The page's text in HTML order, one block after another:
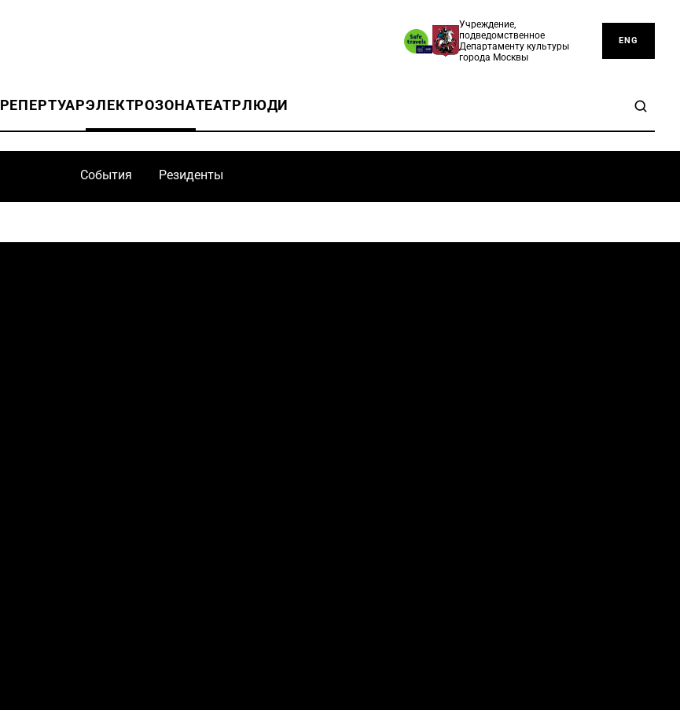
Учреждение,
подведомственное
Департаменту культуры
города Москвы
ENG
РЕПЕРТУАРЭЛЕКТРОЗОНАТЕАТРЛЮДИ
События Резиденты